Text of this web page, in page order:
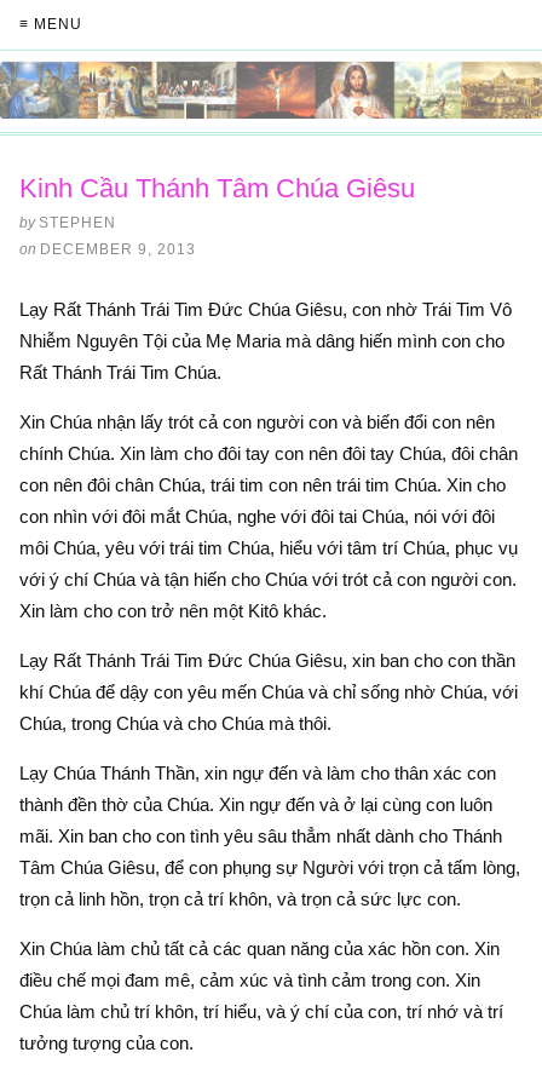
≡ MENU
Kinh Cầu Thánh Tâm Chúa Giêsu
by STEPHEN
on DECEMBER 9, 2013
Lạy Rất Thánh Trái Tim Ðức Chúa Giêsu, con nhờ Trái Tim Vô
Nhiễm Nguyên Tội của Mẹ Maria mà dâng hiến mình con cho
Rất Thánh Trái Tim Chúa.
Xin Chúa nhận lấy trót cả con người con và biến đổi con nên
chính Chúa. Xin làm cho đôi tay con nên đôi tay Chúa, đôi chân
con nên đôi chân Chúa, trái tim con nên trái tim Chúa. Xin cho
con nhìn với đôi mắt Chúa, nghe với đôi tai Chúa, nói với đôi
môi Chúa, yêu với trái tim Chúa, hiểu với tâm trí Chúa, phục vụ
với ý chí Chúa và tận hiến cho Chúa với trót cả con người con.
Xin làm cho con trở nên một Kitô khác.
Lạy Rất Thánh Trái Tim Ðức Chúa Giêsu, xin ban cho con thần
khí Chúa để dậy con yêu mến Chúa và chỉ sống nhờ Chúa, với
Chúa, trong Chúa và cho Chúa mà thôi.
Lạy Chúa Thánh Thần, xin ngự đến và làm cho thân xác con
thành đền thờ của Chúa. Xin ngự đến và ở lại cùng con luôn
mãi. Xin ban cho con tình yêu sâu thẳm nhất dành cho Thánh
Tâm Chúa Giêsu, để con phụng sự Người với trọn cả tấm lòng,
trọn cả linh hồn, trọn cả trí khôn, và trọn cả sức lực con.
Xin Chúa làm chủ tất cả các quan năng của xác hồn con. Xin
điều chế mọi đam mê, cảm xúc và tình cảm trong con. Xin
Chúa làm chủ trí khôn, trí hiểu, và ý chí của con, trí nhớ và trí
tưởng tượng của con.